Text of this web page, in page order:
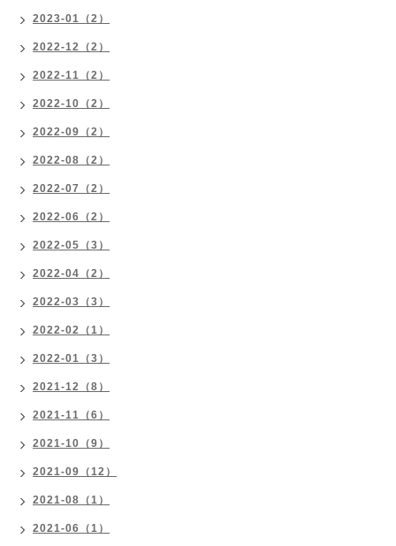
2023-01（2）
2022-12（2）
2022-11（2）
2022-10（2）
2022-09（2）
2022-08（2）
2022-07（2）
2022-06（2）
2022-05（3）
2022-04（2）
2022-03（3）
2022-02（1）
2022-01（3）
2021-12（8）
2021-11（6）
2021-10（9）
2021-09（12）
2021-08（1）
2021-06（1）